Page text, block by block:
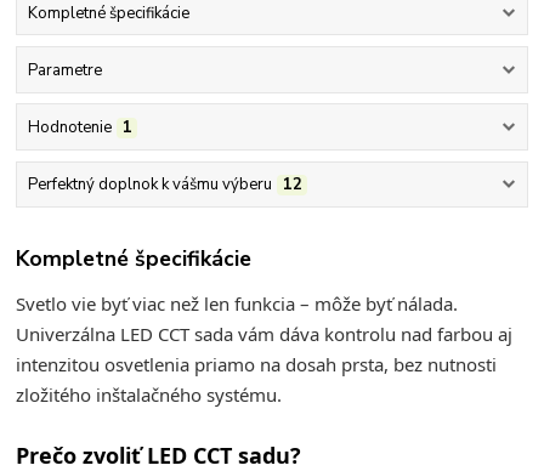
Kompletné špecifikácie
Parametre
Hodnotenie 1
Perfektný doplnok k vášmu výberu 12
Kompletné špecifikácie
Svetlo vie byť viac než len funkcia – môže byť nálada.
Univerzálna LED CCT sada vám dáva kontrolu nad farbou aj
intenzitou osvetlenia priamo na dosah prsta, bez nutnosti
zložitého inštalačného systému.
Prečo zvoliť LED CCT sadu?